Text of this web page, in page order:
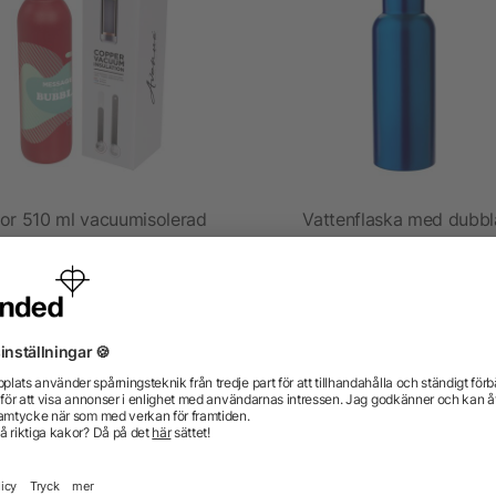
510 ml vacuumisolerad
från 80,93 kr
Vattenflaska med
från 39,37 kr